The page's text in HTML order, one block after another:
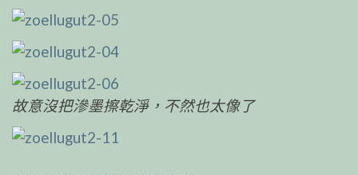
故意沒把滲墨擦乾淨，不然也太像了